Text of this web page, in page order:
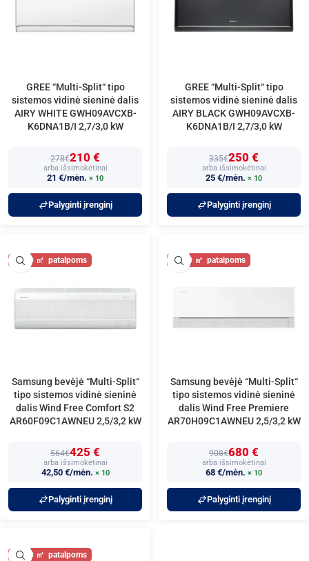
GREE “Multi-Split“ tipo
sistemos vidinė sieninė dalis
AIRY WHITE GWH09AVCXB-
K6DNA1B/I 2,7/3,0 kW
278€210 €
arba išsimokėtinai
21 €/mėn. × 10
Palyginti įrenginį
GREE “Multi-Split“ tipo
sistemos vidinė sieninė dalis
AIRY BLACK GWH09AVCXB-
K6DNA1B/I 2,7/3,0 kW
335€250 €
arba išsimokėtinai
25 €/mėn. × 10
Palyginti įrenginį
30
Samsung bevėjė “Multi-Split“
tipo sistemos vidinė sieninė
dalis Wind Free Comfort S2
AR60F09C1AWNEU 2,5/3,2 kW
564€425 €
arba išsimokėtinai
42,50 €/mėn. × 10
Palyginti įrenginį
30
Samsung bevėjė “Multi-Split“
tipo sistemos vidinė sieninė
dalis Wind Free Premiere
AR70H09C1AWNEU 2,5/3,2 kW
908€680 €
arba išsimokėtinai
68 €/mėn. × 10
Palyginti įrenginį
30